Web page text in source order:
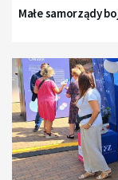
Małe samorządy